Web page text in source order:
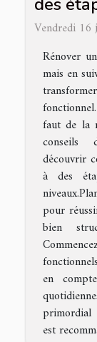
Vendredi
Rénover
mais en
faut de la
conseils
découvrir
à des
pour
bien
en
primordial
est